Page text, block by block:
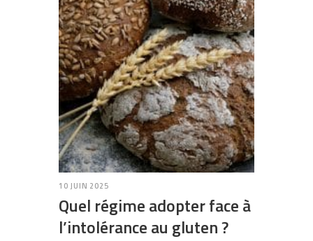
10 JUIN 2025
Quel régime adopter face à
l’intolérance au gluten ?